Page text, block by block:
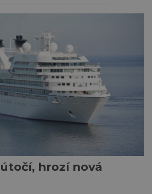
o zdraví jeho dítěte. Právě
dědičných onemocnění,
fibrózy, […]
hrozí nová